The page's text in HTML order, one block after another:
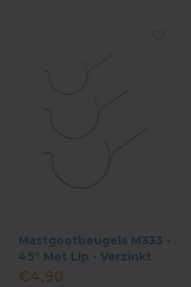
Mastgootbeugels M333 -
45° Met Lip - Verzinkt
€4,90